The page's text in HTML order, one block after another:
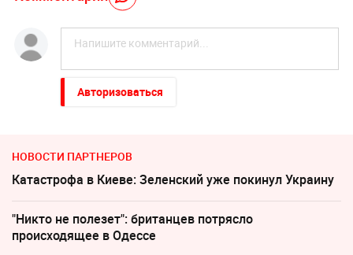
Авторизоваться
НОВОСТИ ПАРТНЕРОВ
Катастрофа в Киеве: Зеленский уже покинул Украину
"Никто не полезет": британцев потрясло
происходящее в Одессе